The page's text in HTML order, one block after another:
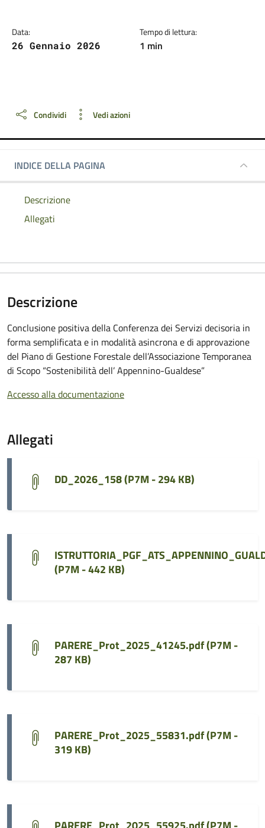
Data:
26 Gennaio 2026
Tempo di lettura:
1 min
Condividi Vedi azioni
INDICE DELLA PAGINA
Descrizione
Allegati
Descrizione
Conclusione positiva della Conferenza dei Servizi decisoria in
forma semplificata e in modalità asincrona e di approvazione
del Piano di Gestione Forestale dell’Associazione Temporanea
di Scopo “Sostenibilità dell’ Appennino-Gualdese”
Accesso alla documentazione
Allegati
DD_2026_158 (P7M - 294 KB)
(P7M - 442 KB)
PARERE_Prot_2025_41245.pdf (P7M -
287 KB)
PARERE_Prot_2025_55831.pdf (P7M -
319 KB)